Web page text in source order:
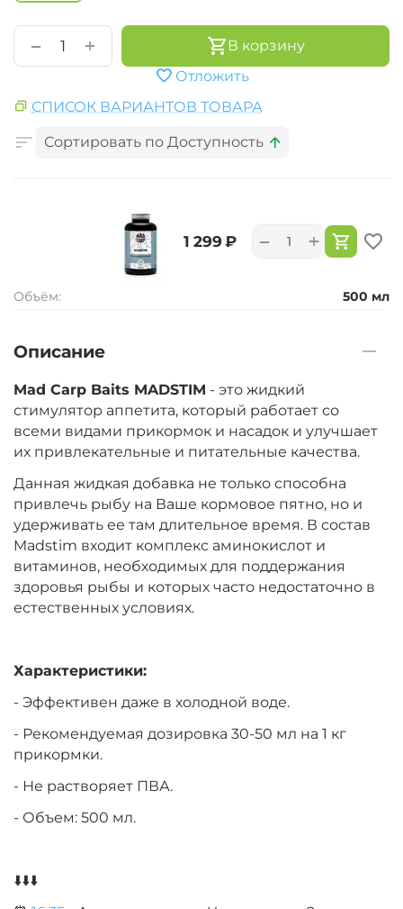
+
−
В корзину
Отложить
СПИСОК ВАРИАНТОВ ТОВАРА
Сортировать по Доступность
‍1 299‍ ₽ +
−
Объём: 500 мл
Описание
Mad Carp Baits MADSTIM - это жидкий
стимулятор аппетита, который работает со
всеми видами прикормок и насадок и улучшает
их привлекательные и питательные качества.
Данная жидкая добавка не только способна
привлечь рыбу на Ваше кормовое пятно, но и
удерживать ее там длительное время. В состав
Madstim входит комплекс аминокислот и
витаминов, необходимых для поддержания
здоровья рыбы и которых часто недостаточно в
естественных условиях.
Характеристики:
- Эффективен даже в холодной воде.
- Рекомендуемая дозировка 30-50 мл на 1 кг
прикормки.
- Не растворяет ПВА.
- Объем: 500 мл.
⬇️⬇️⬇️